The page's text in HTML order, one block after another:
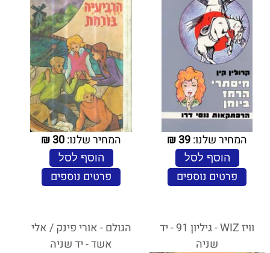
המחיר שלנו:39
₪
הוסף לסל
פרטים נוספים
המחיר שלנו:30
₪
הוסף לסל
פרטים נוספים
וויז WIZ - גיליון 91 - יד
שניה
הגולם - אורי פינק / אלי
אשד - יד שניה